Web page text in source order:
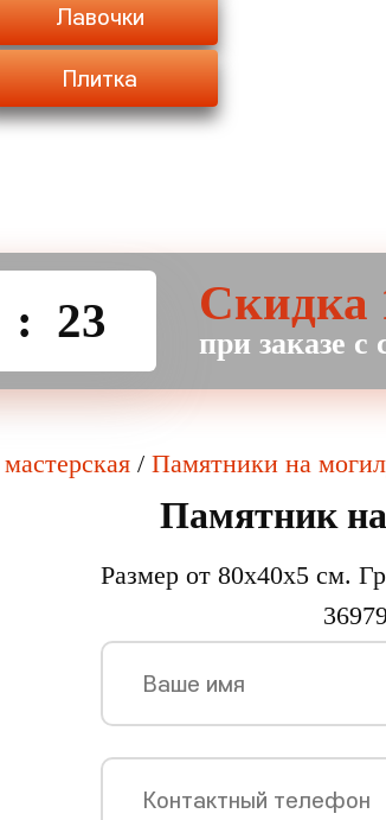
Лавочки
Плитка
: 23 Скидка
при заказе с
/ Памятники на
Памятник
Размер от 80х40х5 см.